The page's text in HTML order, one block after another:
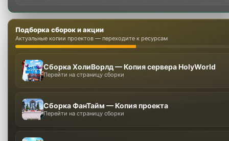
Подборка сборок и акции
Актуальные копии проектов — переходите к ресурсам
Сборка ХолиВорлд — Копия сервера HolyWorld
Перейти на страницу сборки
Сборка ФанТайм — Копия проекта
Перейти на страницу сборки